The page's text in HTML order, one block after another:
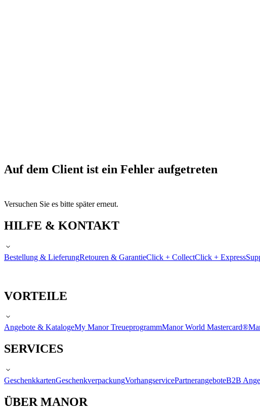
Auf dem Client ist ein Fehler aufgetreten
Versuchen Sie es bitte später erneut.
HILFE & KONTAKT
Bestellung & LieferungRetouren & GarantieClick + CollectClick + Express
VORTEILE
Angebote & KatalogeMy Manor TreueprogrammManor World Mastercard®
SERVICES
GeschenkkartenGeschenkverpackungVorhangservicePartnerangeboteB2B
ÜBER MANOR